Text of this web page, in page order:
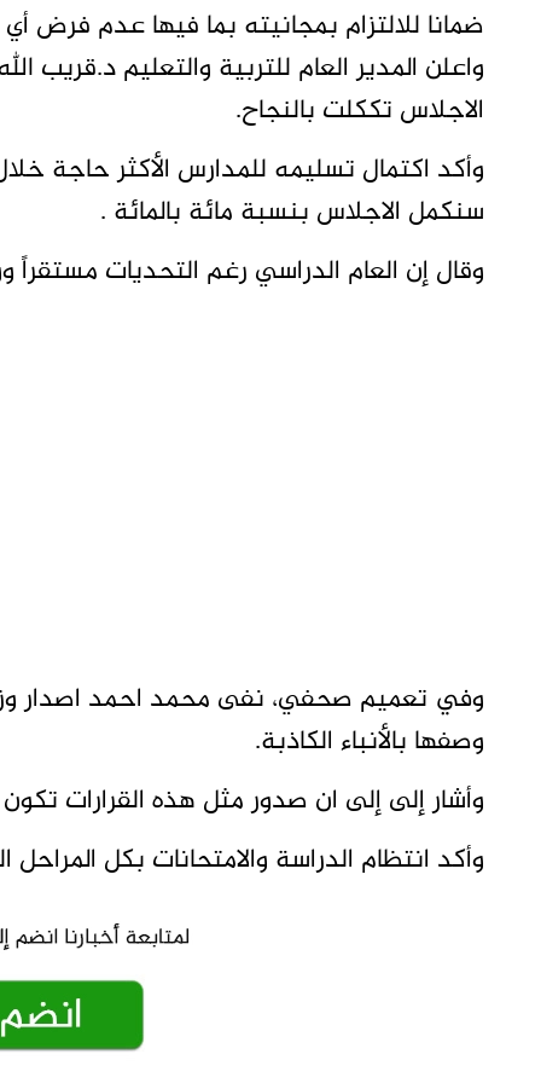
ضمانا للالتزام بمجانيته بما فيها عدم فرض
واعلن المدير العام للتربية والتعليم
الاجلاس تككلت بالنجاح.
وأكد اكتمال تسليمه للمدارس الأكثر حاجة
سنكمل الاجلاس بنسبة مائة بالمائة .
وقال إن العام الدراسي رغم التحديات مستقراً
وفي تعميم صحفي، نفى محمد احمد اصدار
وصفها بالأنباء الكاذبة.
وأشار إلى إلى ان صدور مثل هذه القرارات
وأكد انتظام الدراسة والامتحانات بكل المراحل